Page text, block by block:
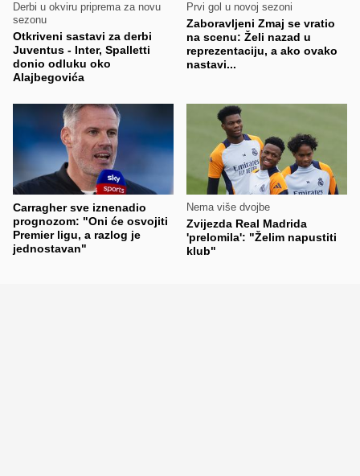
Derbi u okviru priprema za novu
sezonu
Otkriveni sastavi za derbi
Juventus - Inter, Spalletti
donio odluku oko
Alajbegovića
Prvi gol u novoj sezoni
Zaboravljeni Zmaj se vratio
na scenu: Želi nazad u
reprezentaciju, a ako ovako
nastavi...
Carragher sve iznenadio
prognozom: "Oni će osvojiti
Premier ligu, a razlog je
jednostavan"
Nema više dvojbe
Zvijezda Real Madrida
'prelomila': "Želim napustiti
klub"